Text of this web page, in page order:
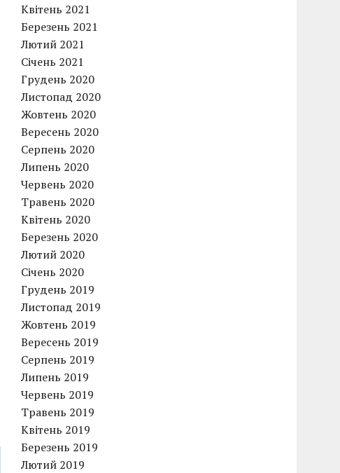
Квітень 2021
Березень 2021
Лютий 2021
Січень 2021
Грудень 2020
Листопад 2020
Жовтень 2020
Вересень 2020
Серпень 2020
Липень 2020
Червень 2020
Травень 2020
Квітень 2020
Березень 2020
Лютий 2020
Січень 2020
Грудень 2019
Листопад 2019
Жовтень 2019
Вересень 2019
Серпень 2019
Липень 2019
Червень 2019
Травень 2019
Квітень 2019
Березень 2019
Лютий 2019